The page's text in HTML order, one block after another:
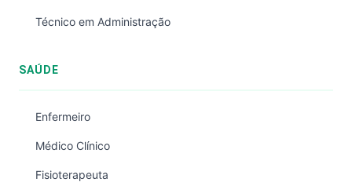
Técnico em Administração
SAÚDE
Enfermeiro
Médico Clínico
Fisioterapeuta